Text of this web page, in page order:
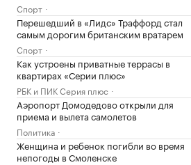
Спорт
Перешедший в «Лидс» Траффорд стал
самым дорогим британским вратарем
Спорт
Как устроены приватные террасы в
квартирах «Серии плюс»
РБК и ПИК Серия плюс
Аэропорт Домодедово открыли для
приема и вылета самолетов
Политика
Женщина и ребенок погибли во время
непогоды в Смоленске